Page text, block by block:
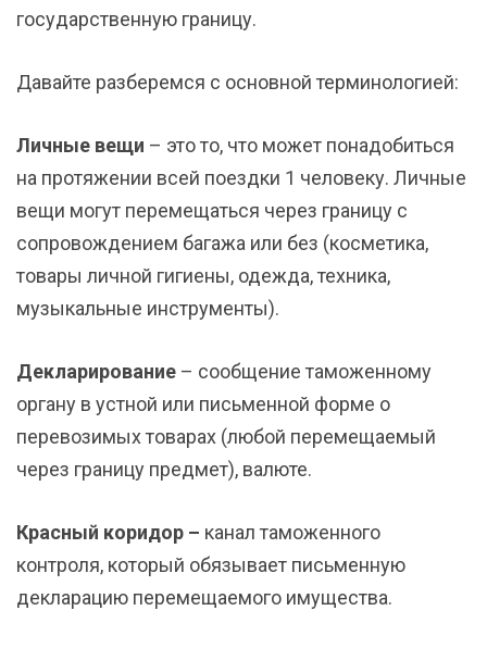
государственную границу.
Давайте разберемся с основной терминологией:
Личные вещи – это то, что может понадобиться
на протяжении всей поездки 1 человеку. Личные
вещи могут перемещаться через границу с
сопровождением багажа или без (косметика,
товары личной гигиены, одежда, техника,
музыкальные инструменты).
Декларирование – сообщение таможенному
органу в устной или письменной форме о
перевозимых товарах (любой перемещаемый
через границу предмет), валюте.
Красный коридор – канал таможенного
контроля, который обязывает письменную
декларацию перемещаемого имущества.